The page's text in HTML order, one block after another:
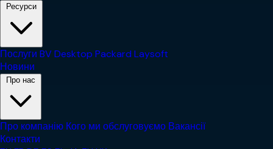
Ресурси
Послуги BV Desktop Packard Laysoft
Новини
Про нас
Про компанію Кого ми обслуговуємо Вакансії
Контакти